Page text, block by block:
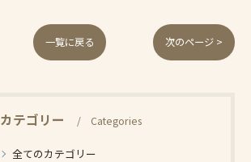
一覧に戻る 次のページ >
カテゴリー Categories
全てのカテゴリー